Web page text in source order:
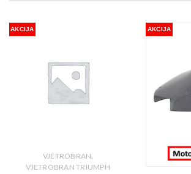
AKCIJA
VJETROBRAN,
VJETROBRAN TRIUMPH
AKCIJA